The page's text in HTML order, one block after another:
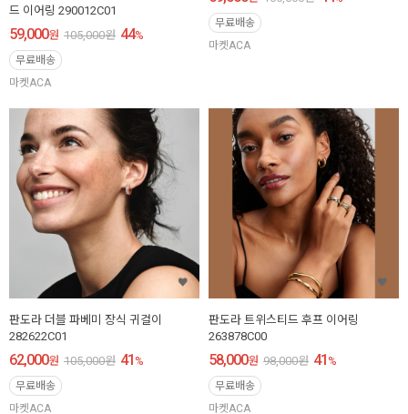
드 이어링 290012C01
59,000원 105,000원 44%
무료배송
마켓ACA
무료배송
마켓ACA
판도라 더블 파베미 장식 귀걸이
282622C01
62,000원 105,000원 41 %
무료배송
마켓ACA
판도라 트위스티드 후프 이어링
263878C00
58,000원 98,000원 41 %
무료배송
마켓ACA